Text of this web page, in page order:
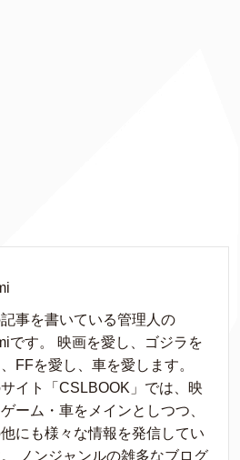
事を書いている管理人の
です。 映画を愛し、ゴジラを
FFを愛し、車を愛します。
イト「CSLBOOK」では、映
ーム・車をメインとしつつ、
にも様々な情報を発信してい
。 ノンジャンルの雑多なブログ